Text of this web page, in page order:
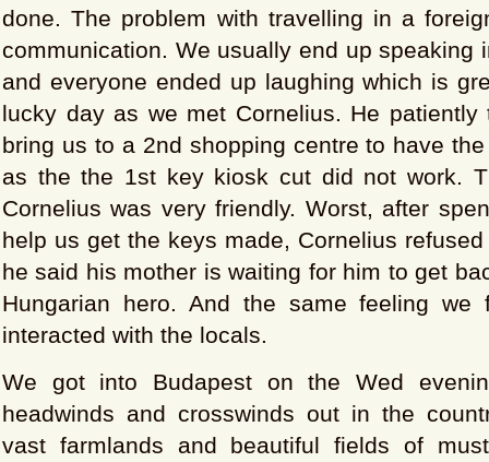
done. The problem with travelling in a
communication. We usually end up speaking
and everyone ended up laughing which is
lucky day as we met Cornelius. He
bring us to a 2nd shopping centre to have
as the the 1st key kiosk cut did not work.
Cornelius was very friendly. Worst, after
help us get the keys made, Cornelius
he said his mother is waiting for him to get
Hungarian hero. And the same feeling we
interacted with the locals.
We got into Budapest on the Wed
headwinds and crosswinds out in the
vast farmlands and beautiful fields of